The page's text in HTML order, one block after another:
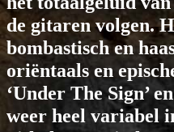
de gitaren volgen.
bombastisch en
oriëntaals en
‘Under The Sign’
weer heel variabel